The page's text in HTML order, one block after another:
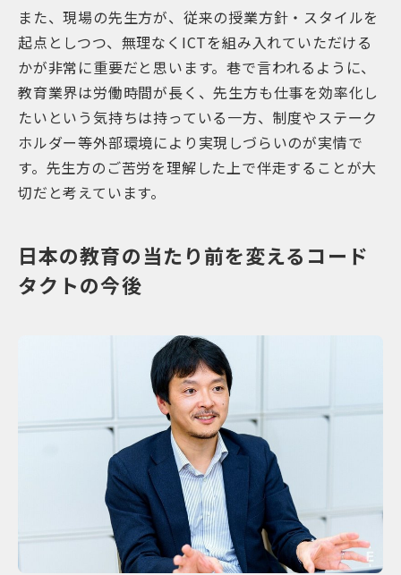
また、現場の先生方が、従来の授業方針・スタイルを
起点としつつ、無理なくICTを組み入れていただける
かが非常に重要だと思います。巷で言われるように、
教育業界は労働時間が長く、先生方も仕事を効率化し
たいという気持ちは持っている一方、制度やステーク
ホルダー等外部環境により実現しづらいのが実情で
す。先生方のご苦労を理解した上で伴走することが大
切だと考えています。
日本の教育の当たり前を変えるコード
タクトの今後